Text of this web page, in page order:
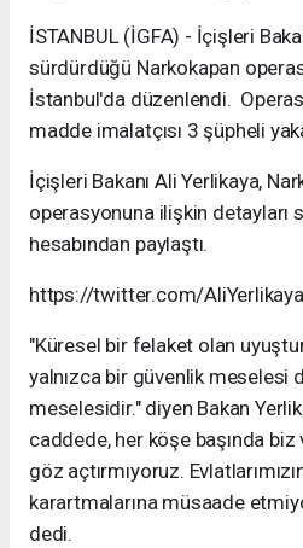
İSTANBUL (İGFA) - İçişleri
sürdürdüğü Narkokapan
İstanbul'da düzenlendi.
madde imalatçısı 3 şüpheli
İçişleri Bakanı Ali Yerlikaya,
operasyonuna ilişkin detayları
hesabından paylaştı.
https://twitter.com/
"Küresel bir felaket olan
yalnızca bir güvenlik meselesi
meselesidir." diyen Bakan
caddede, her köşe başında
göz açtırmıyoruz.
karartmalarına müsaade
dedi.